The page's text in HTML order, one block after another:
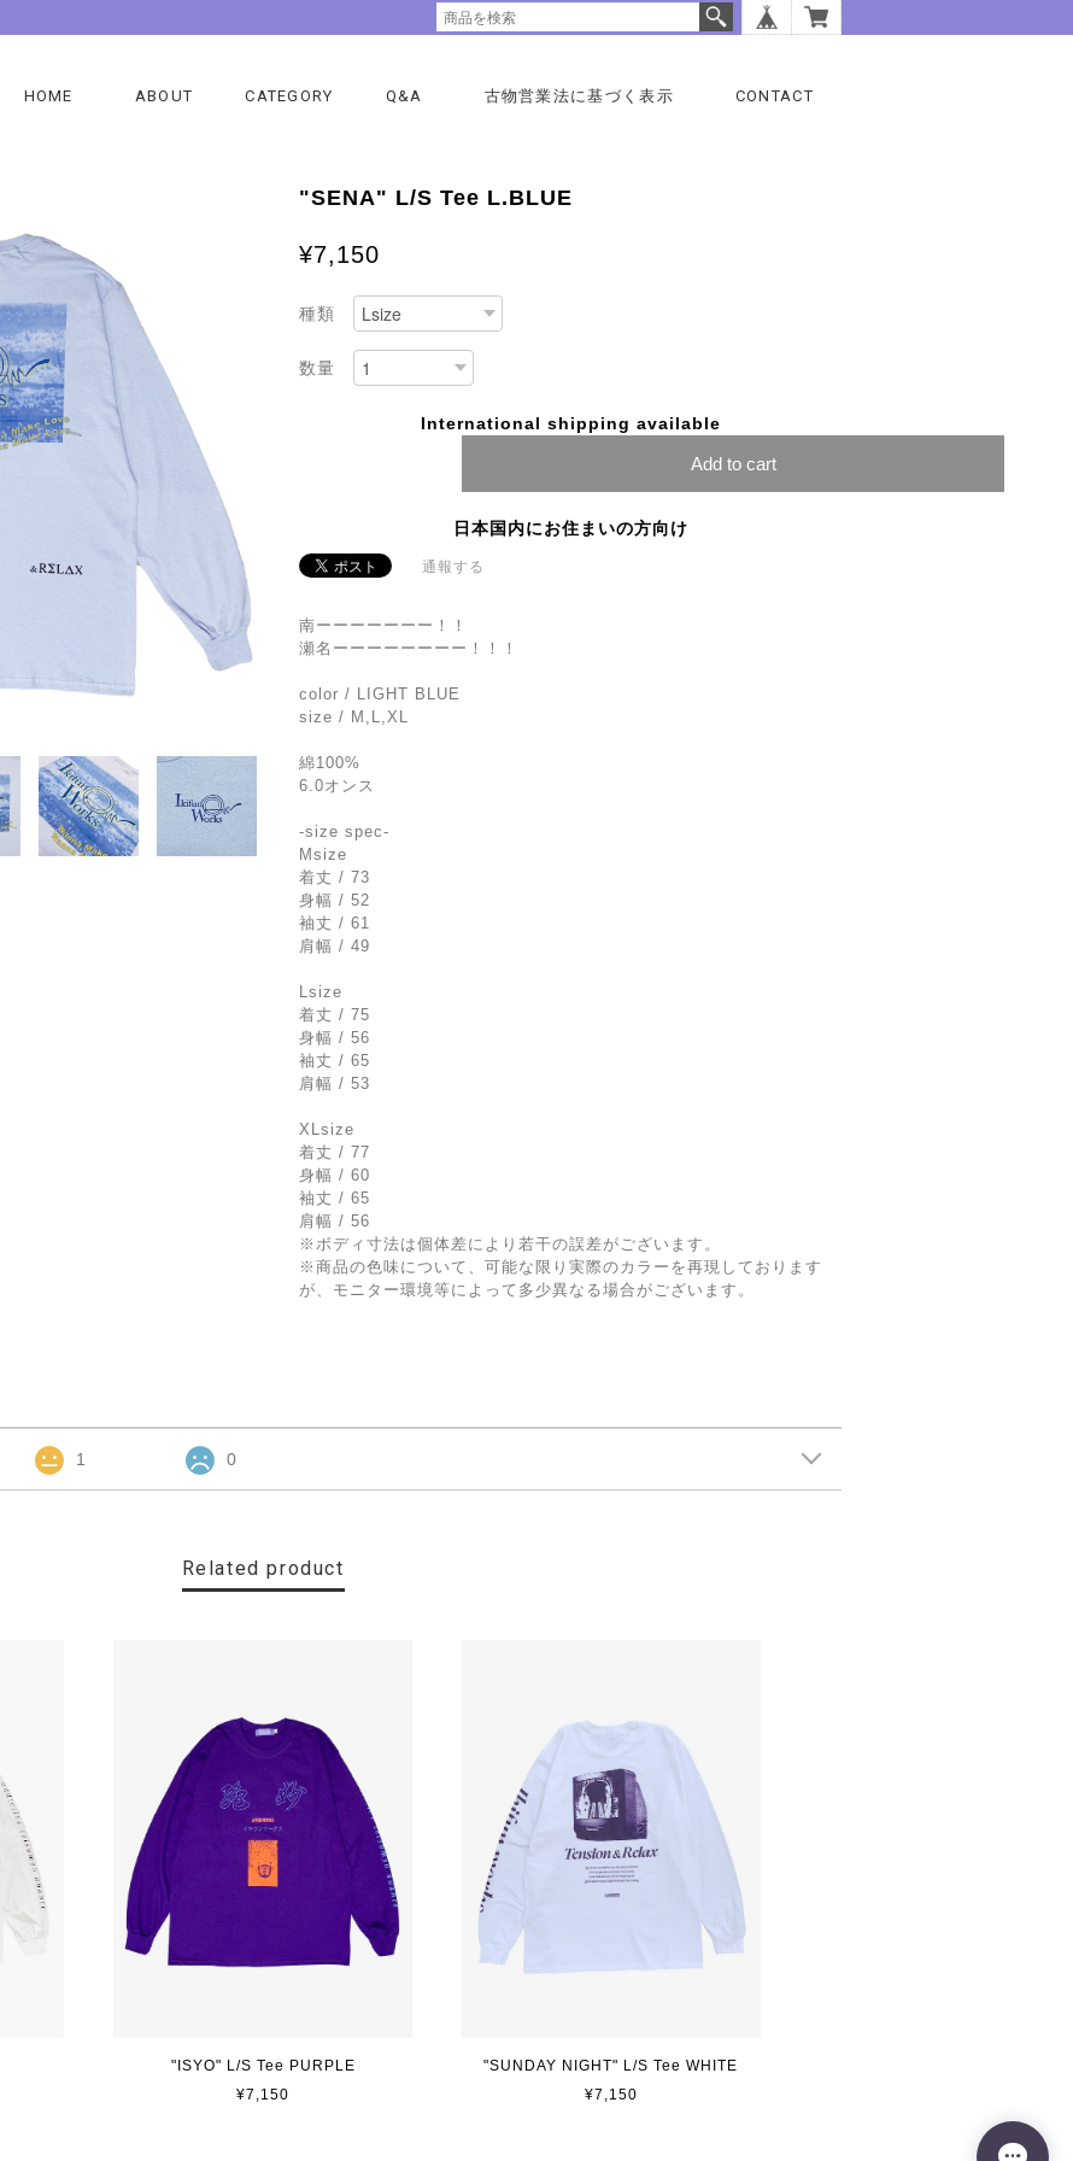
HOME ABOUT CATEGORY Q&A 古物営業法に基づく表示 CONTACT
"SENA" L/S Tee L.BLUE
¥7,150
種類
数量
International shipping available
Add to cart
日本国内にお住まいの方向け
通報する
南ーーーーーーー！！
瀬名ーーーーーーーー！！！
color / LIGHT BLUE
size / M,L,XL
綿100%
6.0オンス
-size spec-
Msize
着丈 / 73
身幅 / 52
袖丈 / 61
肩幅 / 49
Lsize
着丈 / 75
身幅 / 56
袖丈 / 65
肩幅 / 53
XLsize
着丈 / 77
身幅 / 60
袖丈 / 65
肩幅 / 56
※ボディ寸法は個体差により若干の誤差がございます。
※商品の色味について、可能な限り実際のカラーを再現しております
が、モニター環境等によって多少異なる場合がございます。
1 0
Related product
"ISYO" L/S Tee PURPLE
¥7,150
"SUNDAY NIGHT" L/S Tee WHITE
¥7,150